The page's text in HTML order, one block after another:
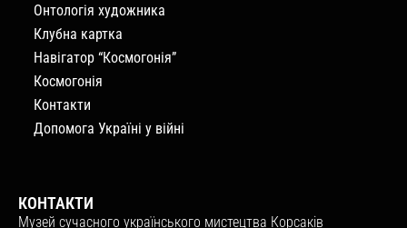
Онтологія художника
Клубна картка
Навігатор “Космогонія”
Космогонія
Контакти
Допомога Україні у війні
КОНТАКТИ
Музей сучасного українського мистецтва Корсаків